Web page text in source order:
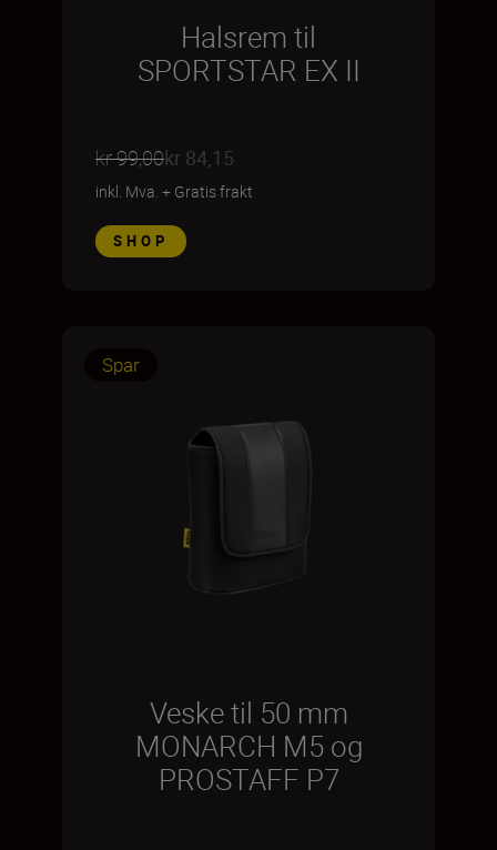
Halsrem til
SPORTSTAR EX II
kr 99,00kr 84,15
inkl. Mva. + Gratis frakt
SHOP
Spar
Veske til 50 mm
MONARCH M5 og
PROSTAFF P7